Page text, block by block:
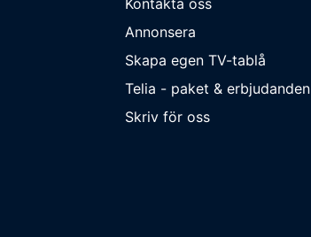
Kontakta oss
Annonsera
Skapa egen TV-tablå
Telia - paket & erbjudanden
Skriv för oss